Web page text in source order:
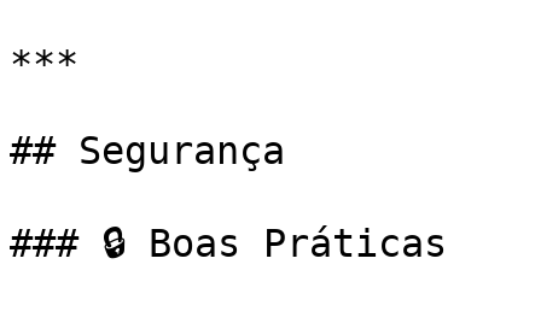
***
## Segurança
### 🔒 Boas Práticas